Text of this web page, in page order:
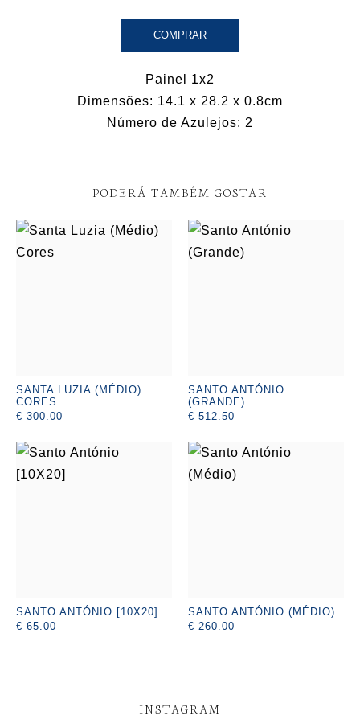
COMPRAR
Painel 1x2
Dimensões: 14.1 x 28.2 x 0.8cm
Número de Azulejos: 2
PODERÁ TAMBÉM GOSTAR
SANTA LUZIA (MÉDIO)
CORES
€ 300.00
SANTO ANTÓNIO
(GRANDE)
€ 512.50
SANTO ANTÓNIO [10X20]
€ 65.00
SANTO ANTÓNIO (MÉDIO)
€ 260.00
INSTAGRAM